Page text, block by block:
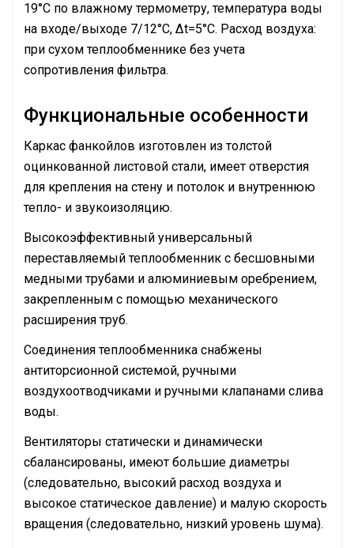
19°С по влажному термометру, температура воды
на входе/выходе 7/12°С, Δt=5°С. Расход воздуха:
при сухом теплообменнике без учета
сопротивления фильтра.
Функциональные особенности
Каркас фанкойлов изготовлен из толстой
оцинкованной листовой стали, имеет отверстия
для крепления на стену и потолок и внутреннюю
тепло- и звукоизоляцию.
Высокоэффективный универсальный
переставляемый теплообменник с бесшовными
медными трубами и алюминиевым оребрением,
закрепленным с помощью механического
расширения труб.
Соединения теплообменника снабжены
антиторсионной системой, ручными
воздухоотводчиками и ручными клапанами слива
воды.
Вентиляторы статически и динамически
сбалансированы, имеют большие диаметры
(следовательно, высокий расход воздуха и
высокое статическое давление) и малую скорость
вращения (следовательно, низкий уровень шума).